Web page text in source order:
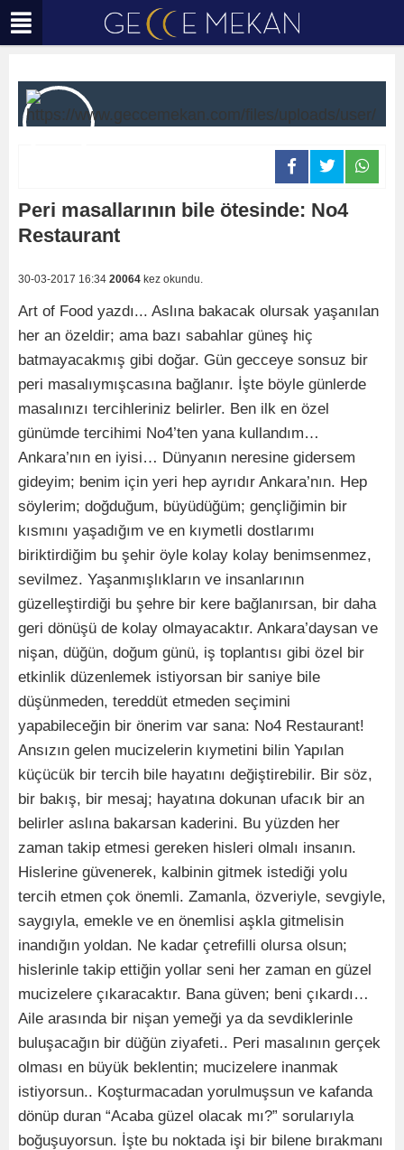
Peri masallarının bile ötesinde: No4
Restaurant
30-03-2017 16:34 20064 kez okundu.
Art of Food yazdı... Aslına bakacak olursak yaşanılan
her an özeldir; ama bazı sabahlar güneş hiç
batmayacakmış gibi doğar. Gün gecceye sonsuz bir
peri masalıymışcasına bağlanır. İşte böyle günlerde
masalınızı tercihleriniz belirler. Ben ilk en özel
günümde tercihimi No4’ten yana kullandım…
Ankara’nın en iyisi… Dünyanın neresine gidersem
gideyim; benim için yeri hep ayrıdır Ankara’nın. Hep
söylerim; doğduğum, büyüdüğüm; gençliğimin bir
kısmını yaşadığım ve en kıymetli dostlarımı
biriktirdiğim bu şehir öyle kolay kolay benimsenmez,
sevilmez. Yaşanmışlıkların ve insanlarının
güzelleştirdiği bu şehre bir kere bağlanırsan, bir daha
geri dönüşü de kolay olmayacaktır. Ankara’daysan ve
nişan, düğün, doğum günü, iş toplantısı gibi özel bir
etkinlik düzenlemek istiyorsan bir saniye bile
düşünmeden, tereddüt etmeden seçimini
yapabileceğin bir önerim var sana: No4 Restaurant!
Ansızın gelen mucizelerin kıymetini bilin Yapılan
küçücük bir tercih bile hayatını değiştirebilir. Bir söz,
bir bakış, bir mesaj; hayatına dokunan ufacık bir an
belirler aslına bakarsan kaderini. Bu yüzden her
zaman takip etmesi gereken hisleri olmalı insanın.
Hislerine güvenerek, kalbinin gitmek istediği yolu
tercih etmen çok önemli. Zamanla, özveriyle, sevgiyle,
saygıyla, emekle ve en önemlisi aşkla gitmelisin
inandığın yoldan. Ne kadar çetrefilli olursa olsun;
hislerinle takip ettiğin yollar seni her zaman en güzel
mucizelere çıkaracaktır. Bana güven; beni çıkardı…
Aile arasında bir nişan yemeği ya da sevdiklerinle
buluşacağın bir düğün ziyafeti.. Peri masalının gerçek
olması en büyük beklentin; mucizelere inanmak
istiyorsun.. Koşturmacadan yorulmuşsun ve kafanda
dönüp duran “Acaba güzel olacak mı?” sorularıyla
boğuşuyorsun. İşte bu noktada işi bir bilene bırakmanı